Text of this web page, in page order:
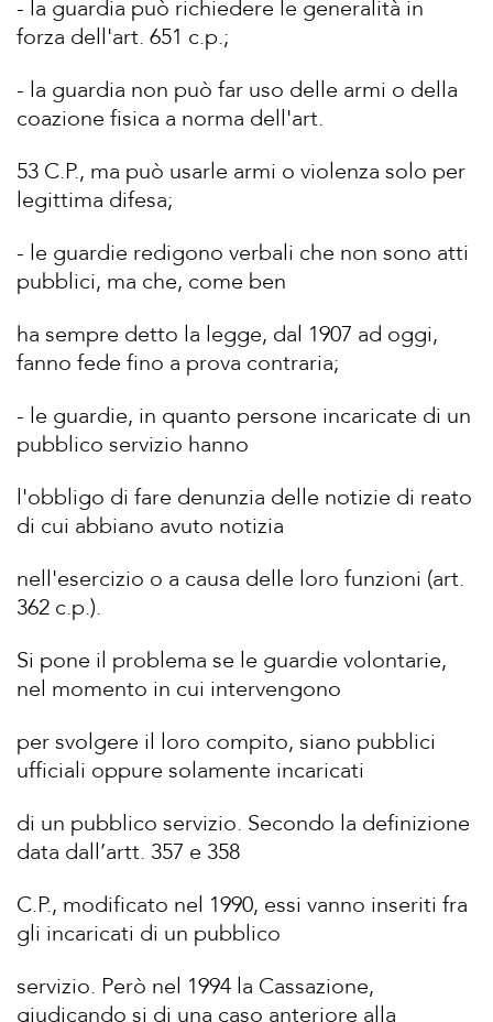
- la guardia può richiedere le generalità in
forza dell'art. 651 c.p.;
- la guardia non può far uso delle armi o della
coazione fisica a norma dell'art.
53 C.P., ma può usarle armi o violenza solo per
legittima difesa;
- le guardie redigono verbali che non sono atti
pubblici, ma che, come ben
ha sempre detto la legge, dal 1907 ad oggi,
fanno fede fino a prova contraria;
- le guardie, in quanto persone incaricate di un
pubblico servizio hanno
l'obbligo di fare denunzia delle notizie di reato
di cui abbiano avuto notizia
nell'esercizio o a causa delle loro funzioni (art.
362 c.p.).
Si pone il problema se le guardie volontarie,
nel momento in cui intervengono
per svolgere il loro compito, siano pubblici
ufficiali oppure solamente incaricati
di un pubblico servizio. Secondo la definizione
data dall’artt. 357 e 358
C.P., modificato nel 1990, essi vanno inseriti fra
gli incaricati di un pubblico
servizio. Però nel 1994 la Cassazione,
giudicando si di una caso anteriore alla